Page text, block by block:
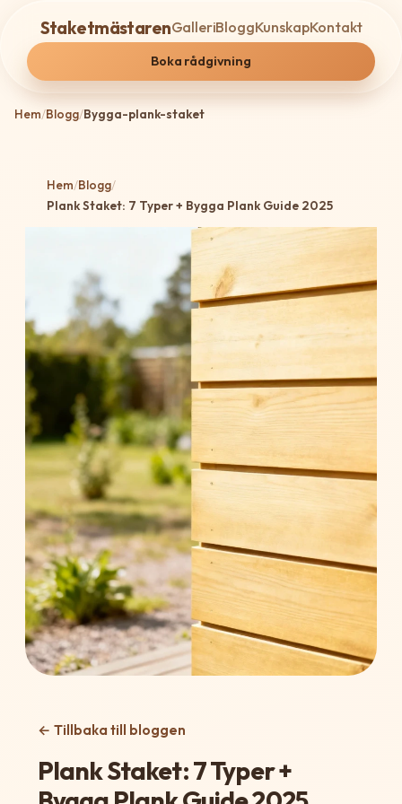
StaketmästarenGalleriBloggKunskapKontakt
Boka rådgivning
Hem/Blogg/Bygga-plank-staket
Hem/Blogg/
Plank Staket: 7 Typer + Bygga Plank Guide 2025
← Tillbaka till bloggen
Plank Staket: 7 Typer +